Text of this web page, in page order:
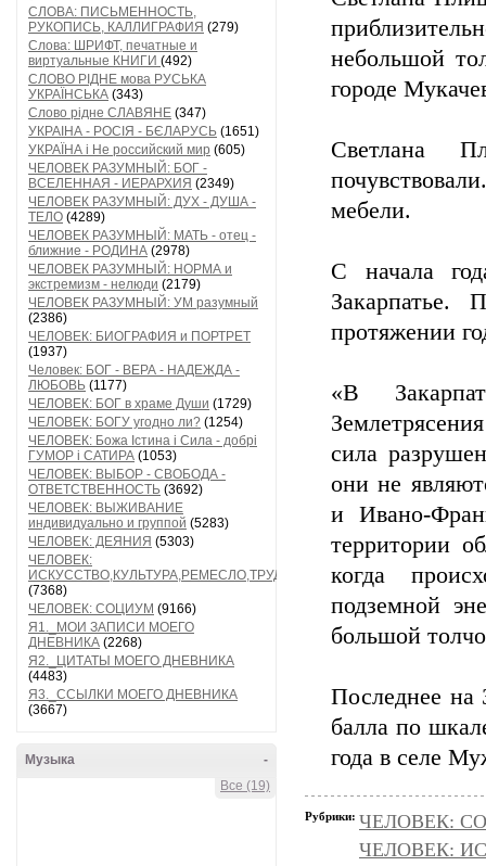
СЛОВА: ПИСЬМЕННОСТЬ,
РУКОПИСЬ, КАЛЛИГРАФИЯ (279)
Слова: ШРИФТ, печатные и
виртуальные КНИГИ (492)
СЛОВО РІДНЕ мова РУСЬКА
УКРАЇНСЬКА (343)
Слово рідне СЛАВЯНЕ (347)
УКРАІНА - РОСІЯ - БЄЛАРУСЬ (1651)
УКРАЇНА і Не российский мир (605)
ЧЕЛОВЕК РАЗУМНЫЙ: БОГ -
ВСЕЛЕННАЯ - ИЕРАРХИЯ (2349)
ЧЕЛОВЕК РАЗУМНЫЙ: ДУХ - ДУША -
ТЕЛО (4289)
ЧЕЛОВЕК РАЗУМНЫЙ: МАТЬ - отец -
ближние - РОДИНА (2978)
ЧЕЛОВЕК РАЗУМНЫЙ: НОРМА и
экстремизм - нелюди (2179)
ЧЕЛОВЕК РАЗУМНЫЙ: УМ разумный
(2386)
ЧЕЛОВЕК: БИОГРАФИЯ и ПОРТРЕТ
(1937)
Человек: БОГ - ВЕРА - НАДЕЖДА -
ЛЮБОВЬ (1177)
ЧЕЛОВЕК: БОГ в храме Души (1729)
ЧЕЛОВЕК: БОГУ угодно ли? (1254)
ЧЕЛОВЕК: Божа Істина і Сила - добрі
ГУМОР і САТИРА (1053)
ЧЕЛОВЕК: ВЫБОР - СВОБОДА -
ОТВЕТСТВЕННОСТЬ (3692)
ЧЕЛОВЕК: ВЫЖИВАНИЕ
индивидуально и группой (5283)
ЧЕЛОВЕК: ДЕЯНИЯ (5303)
ЧЕЛОВЕК:
ИСКУССТВО,КУЛЬТУРА,РЕМЕСЛО,ТРУД
(7368)
ЧЕЛОВЕК: СОЦИУМ (9166)
Я1._МОИ ЗАПИСИ МОЕГО
ДНЕВНИКА (2268)
Я2._ЦИТАТЫ МОЕГО ДНЕВНИКА
(4483)
Я3._ССЫЛКИ МОЕГО ДНЕВНИКА
(3667)
-
Музыка
Все (19)
небольшой
городе
Светлана
мебели.
С начала
протяжении
«В
сила
они не
и Ивано-
территории
когда
подземной
большой
Последнее на
балла по
года в селе
Рубрики: ЧЕЛОВЕК:
ЧЕЛОВЕК: